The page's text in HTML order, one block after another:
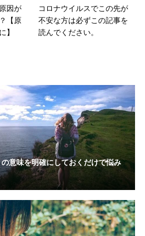
因が
【原
】
コロナウイルスでこの先が
不安な方は必ずこの記事を
読んでください。
意味を明確にしておくだけで悩み